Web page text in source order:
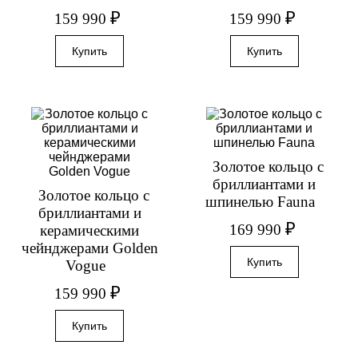
159 990₽
159 990 ₽
Золотое кольцо с
бриллиантами и
керамическими
чейнджерами Golden
Vogue
159 990₽
Золотое кольцо с
бриллиантами и
шпинелью Fauna
169 990 ₽